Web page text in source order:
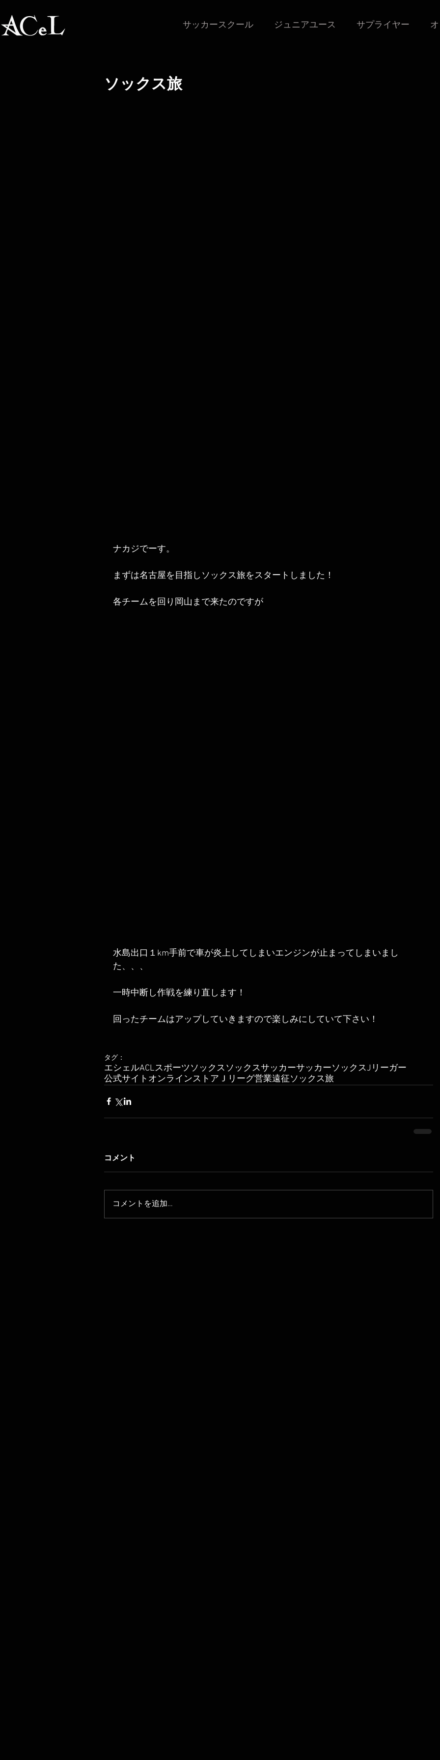
サッカースクール ジュニアユース サプライヤー
ソックス旅
ナカジでーす。
まずは名古屋を目指しソックス旅をスタートしました！
各チームを回り岡山まで来たのですが
水島出口１km手前で車が炎上してしまいエンジンが止まってしまいまし
た、、、
一時中断し作戦を練り直します！
回ったチームはアップしていきますので楽しみにしていて下さい！
タグ：
エシェルACLスポーツソックスソックスサッカーサッカーソックスJリーガー
公式サイト オンラインストア Ｊリーグ営業遠征ソックス旅
コメント
コメントを追加…